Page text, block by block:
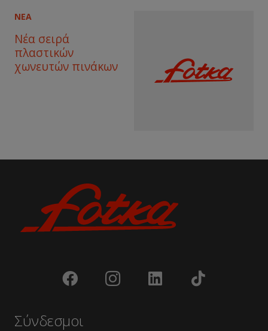
ΝΕΑ
Νέα σειρά
πλαστικών
χωνευτών πινάκων
Σύνδεσμοι